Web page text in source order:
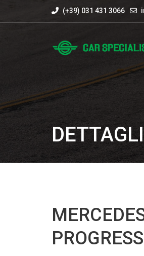
(+39) 031 431 3066